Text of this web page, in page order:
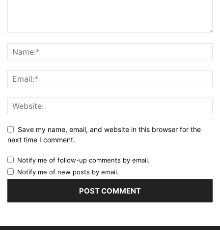
Save my name, email, and website in this browser for the
next time I comment.
Notify me of follow-up comments by email.
Notify me of new posts by email.